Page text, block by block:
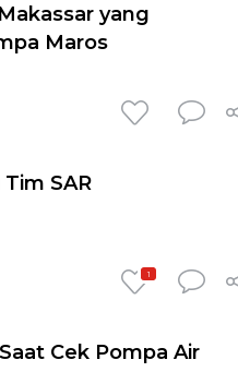
yang
Maros
SAR
1
Cek Pompa Air